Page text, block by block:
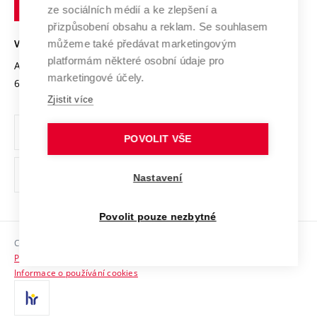
Open Science
Projekty
Projekty ze strukturálních fondů
Specifický výzkum
Mezinárodní dohody
Univerzitní sítě
Bezpečná univerzita
Vyznamenání
Organizační struktura
Ochrana osobních údajů
odkaz)
Sociální bezpečí
HR Award
Kontakty
VYSOKÉ UČENÍ TECHNICKÉ V BRNĚ
Antonínská 548/1
602 00 Brno
www.vut.cz
vut@vutbr.cz
Copyright © 2026 VUT
Prohlášení o přístupnosti
Informace o používání cookies
ze sociálních médií a ke zlepšení a
přizpůsobení obsahu a reklam. Se souhlasem
můžeme také předávat marketingovým
platformám některé osobní údaje pro
marketingové účely.
Zjistit více
POVOLIT VŠE
Nastavení
Povolit pouze nezbytné